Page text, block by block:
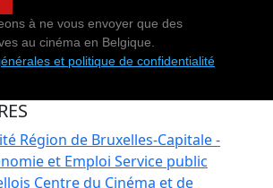
à ne vous envoyer que des
au cinéma en Belgique.
et politique de confidentialité
Région de Bruxelles-Capitale -
et Emploi Service public
Centre du Cinéma et de